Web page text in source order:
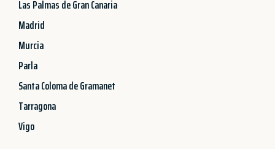
Las Palmas de Gran Canaria
Madrid
Murcia
Parla
Santa Coloma de Gramanet
Tarragona
Vigo